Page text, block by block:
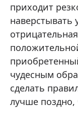
приходит
наверстывать
чудесным
сделать
лучше поздно,